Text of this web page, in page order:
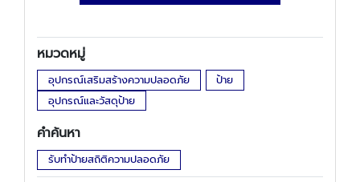
หมวดหมู่
อุปกรณ์เสริมสร้างความปลอดภัย
ป้าย
อุปกรณ์และวัสดุป้าย
คำค้นหา
รับทำป้ายสถิติความปลอดภัย